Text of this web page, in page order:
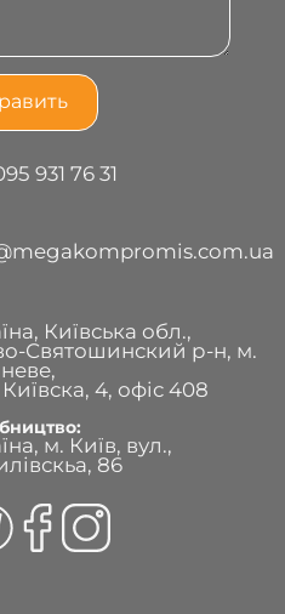
931 76 31
Київська обл.,
Святошинский р-н, м.
4, офіс 408
м. Київ, вул.,
86